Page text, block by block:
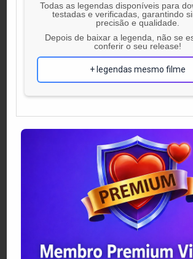
Todas as legendas disponíveis para
testadas e verificadas, garantindo
precisão e qualidade.
Depois de baixar a legenda, não se
conferir o seu release!
+ legendas mesmo filme